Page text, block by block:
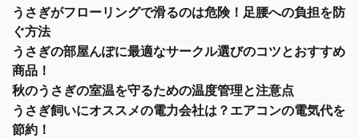
うさぎがフローリングで滑るのは危険！足腰への負担を防
ぐ方法
うさぎの部屋んぽに最適なサークル選びのコツとおすすめ
商品！
秋のうさぎの室温を守るための温度管理と注意点
うさぎ飼いにオススメの電力会社は？エアコンの電気代を
節約！